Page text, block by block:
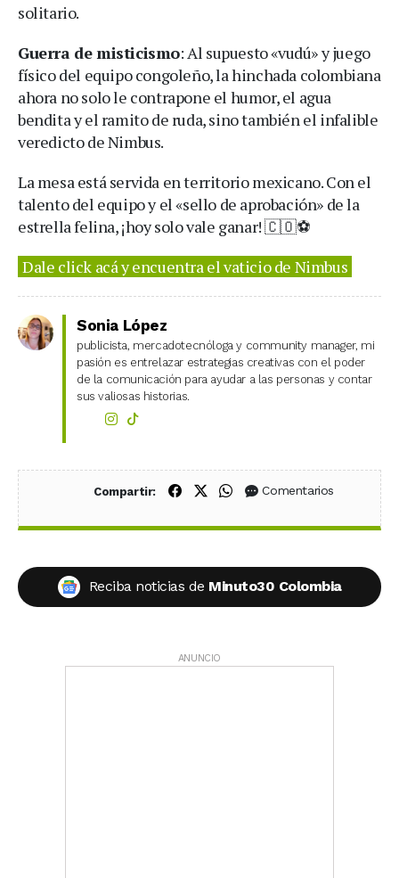
solitario.
Guerra de misticismo: Al supuesto «vudú» y juego
físico del equipo congoleño, la hinchada colombiana
ahora no solo le contrapone el humor, el agua
bendita y el ramito de ruda, sino también el infalible
veredicto de Nimbus.
La mesa está servida en territorio mexicano. Con el
talento del equipo y el «sello de aprobación» de la
estrella felina, ¡hoy solo vale ganar! 🇨🇴⚽
Dale click acá y encuentra el vaticio de Nimbus
Sonia López
publicista, mercadotecnóloga y community manager, mi
pasión es entrelazar estrategias creativas con el poder
de la comunicación para ayudar a las personas y contar
sus valiosas historias.
Compartir: Compartir en Facebook
Compartir en X (Twitter)
Compartir en WhatsApp
Comentarios
Reciba noticias de Minuto30 Colombia
ANUNCIO